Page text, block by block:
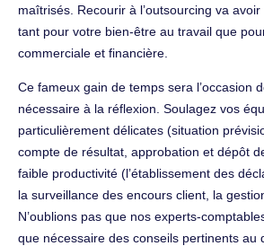
maîtrisés. Recourir à l’outsourcing va
tant pour votre bien-être au travail que
commerciale et financière.
Ce fameux gain de temps sera l’occasion
nécessaire à la réflexion. Soulagez vos
particulièrement délicates (situation
compte de résultat, approbation et dépôt
faible productivité (l’établissement des
la surveillance des encours client, la
N’oublions pas que nos experts-
que nécessaire des conseils pertinents au